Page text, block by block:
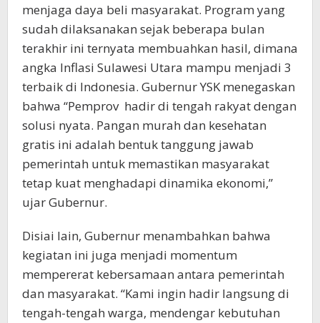
menjaga daya beli masyarakat. Program yang
sudah dilaksanakan sejak beberapa bulan
terakhir ini ternyata membuahkan hasil, dimana
angka Inflasi Sulawesi Utara mampu menjadi 3
terbaik di Indonesia. Gubernur YSK menegaskan
bahwa “Pemprov hadir di tengah rakyat dengan
solusi nyata. Pangan murah dan kesehatan
gratis ini adalah bentuk tanggung jawab
pemerintah untuk memastikan masyarakat
tetap kuat menghadapi dinamika ekonomi,”
ujar Gubernur.
Disiai lain, Gubernur menambahkan bahwa
kegiatan ini juga menjadi momentum
mempererat kebersamaan antara pemerintah
dan masyarakat. “Kami ingin hadir langsung di
tengah-tengah warga, mendengar kebutuhan